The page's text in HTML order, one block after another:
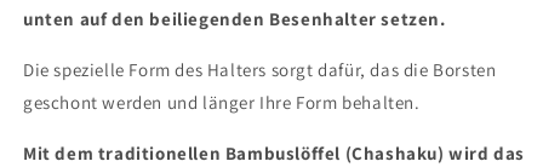
unten auf den beiliegenden Besenhalter setzen.
Die spezielle Form des Halters sorgt dafür, das die Borsten
geschont werden und länger Ihre Form behalten.
Mit dem traditionellen Bambuslöffel (Chashaku) wird das